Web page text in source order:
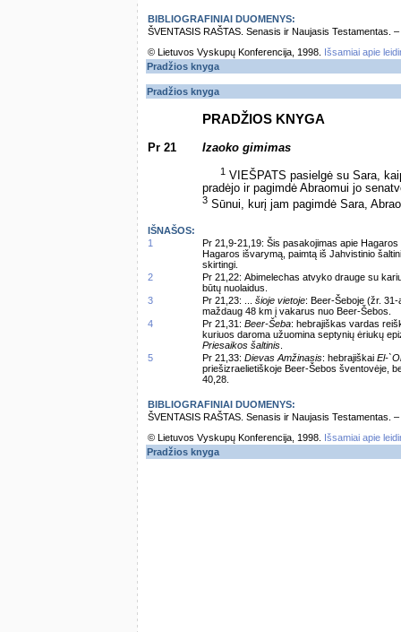
BIBLIOGRAFINIAI DUOMENYS:
ŠVENTASIS RAŠTAS. Senasis ir Naujasis Testamentas.
© Lietuvos Vyskupų Konferencija, 1998.
Išsamiai apie
Pradžios knyga
Pradžios knyga
PRADŽIOS KNYGA
Pr 21 Izaoko gimimas
1 VIEŠPATS pasielgė su Sara,
pradėjo ir pagimdė Abraomui jo
3 Sūnui, kurį jam pagimdė Sara,
IŠNAŠOS:
1
Pr 21,9-21,19: Šis pasakojimas apie
Hagaros išvarymą, paimtą iš Jahvistinio
skirtingi.
2
Pr 21,22: Abimelechas atvyko drauge su
būtų nuolaidus.
3
Pr 21,23: ... šioje vietoje: Beer-Šeboje (žr.
maždaug 48 km į vakarus nuo Beer-Šebos.
4
Pr 21,31: Beer-Šeba: hebrajiškas vardas
kuriuos daroma užuomina septynių ėriukų
Priesaikos šaltinis
5
Pr 21,33: Dievas Amžinasis: hebrajiškai El-
priešizraelietiškoje Beer-Šebos šventovėje,
40,28.
BIBLIOGRAFINIAI DUOMENYS:
ŠVENTASIS RAŠTAS. Senasis ir Naujasis Testamentas.
© Lietuvos Vyskupų Konferencija, 1998.
Išsamiai apie
Pradžios knyga